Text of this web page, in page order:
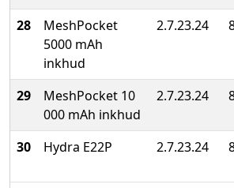
28
MeshPocket
5000 mAh
inkhud
2.7.23.24
29
MeshPocket 10
000 mAh inkhud
2.7.23.24
30 Hydra E22P 2.7.23.24